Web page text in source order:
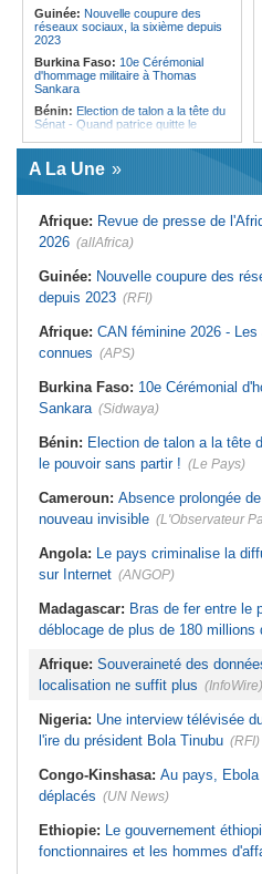
Guinée: Nouvelle coupure des
réseaux sociaux, la sixième depuis
2023
Burkina Faso: 10e Cérémonial
d'hommage militaire à Thomas
Sankara
Bénin: Election de talon a la tête du
Sénat - Quand patrice quitte le
Cameroun:
Biya - Le fantôme d'Etoudi de
cardinal d'Abuja provoque l'ire du
président Bola Tinubu
doutes concernant son état de
santé dans un message publié sur X
Afrique: Etats généraux de
rupture
Sénégal:Élections locales au pays
alimentent les soupçons d'un report
A La Une
Afrique: Revue de presse de
2026 (allAfrica)
Guinée: Nouvelle coupure des
depuis 2023 (RFI)
Afrique: CAN féminine 2026 -
connues (APS)
Burkina Faso: 10e Cérémonial
Sankara (Sidwaya)
Bénin: Election de talon a la tête
le pouvoir sans partir ! (Le Pays)
Cameroun: Absence prolongée
nouveau invisible (L'Observateur
Angola: Le pays criminalise la
sur Internet (ANGOP)
Madagascar: Bras de fer entre le
déblocage de plus de 180 millions
Afrique: Souveraineté des
localisation ne suffit plus (InfoWire)
Nigeria: Une interview télévisée
l'ire du président Bola Tinubu (RFI)
Congo-Kinshasa: Au pays,
déplacés (UN News)
Ethiopie: Le gouvernement
fonctionnaires et les hommes